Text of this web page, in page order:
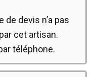
devis n’a pas
cet artisan.
téléphone.